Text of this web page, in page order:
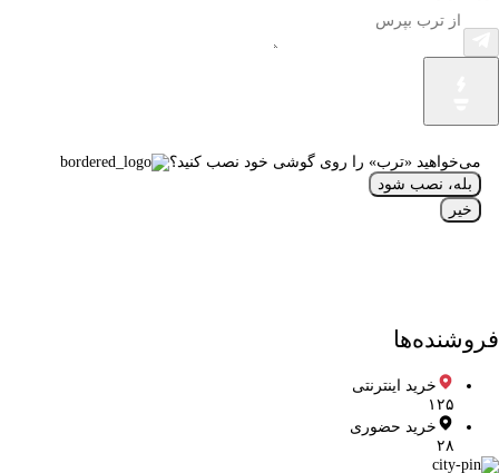
می‌خواهید «ترب» را روی گوشی خود نصب کنید؟
بله، نصب شود
خیر
فروشنده‌ها
خرید اینترنتی
۱۲۵
خرید حضوری
۲۸